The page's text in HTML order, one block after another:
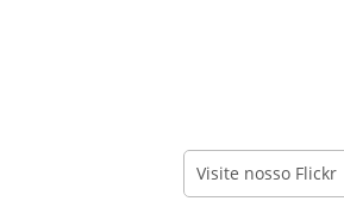
Visite nosso Flickr